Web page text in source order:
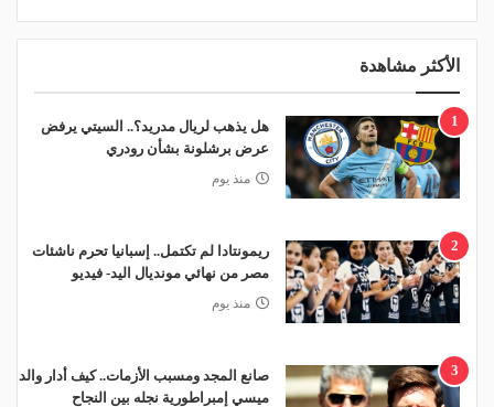
الأكثر مشاهدة
1
هل يذهب لريال مدريد؟.. السيتي يرفض
عرض برشلونة بشأن رودري
منذ يوم
2
ريمونتادا لم تكتمل.. إسبانيا تحرم ناشئات
مصر من نهائي مونديال اليد- فيديو
منذ يوم
3
صانع المجد ومسبب الأزمات.. كيف أدار والد
ميسي إمبراطورية نجله بين النجاح